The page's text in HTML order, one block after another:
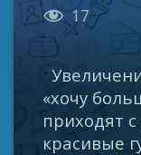
 17
«хочу
приходят
красивые